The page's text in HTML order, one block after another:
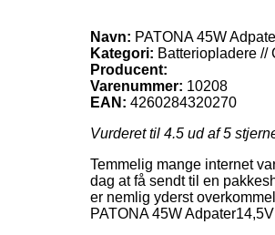
Navn: PATONA 45W
Kategori: Batteriopladere //
Producent:
Varenummer: 10208
EAN: 4260284320270
Vurderet til 4.5 ud af 5
Temmelig mange internet
dag at få sendt til en
er nemlig yderst
PATONA 45W